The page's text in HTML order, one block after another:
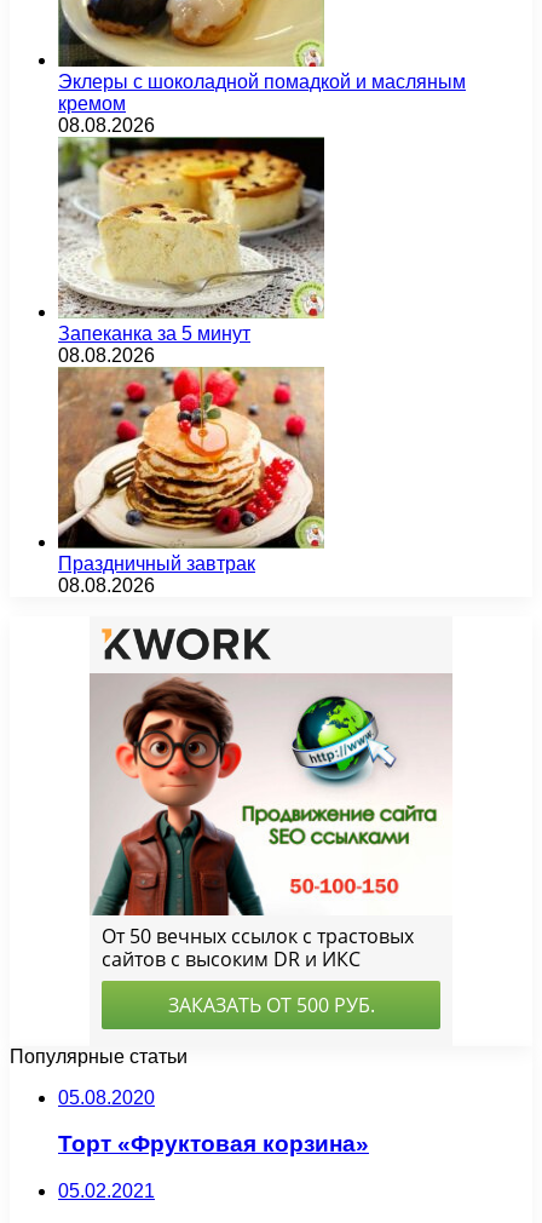
Эклеры с шоколадной помадкой и масляным
кремом
08.08.2026
Запеканка за 5 минут
08.08.2026
Праздничный завтрак
08.08.2026
Популярные статьи
05.08.2020
Торт «Фруктовая корзина»
05.02.2021